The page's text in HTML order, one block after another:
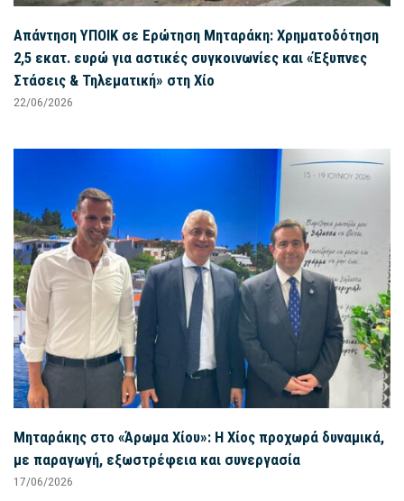
Απάντηση ΥΠΟΙΚ σε Ερώτηση Μηταράκη: Χρηματοδότηση
2,5 εκατ. ευρώ για αστικές συγκοινωνίες και «Έξυπνες
Στάσεις & Τηλεματική» στη Χίο
22/06/2026
Μηταράκης στο «Άρωμα Χίου»: Η Χίος προχωρά δυναμικά,
με παραγωγή, εξωστρέφεια και συνεργασία
17/06/2026